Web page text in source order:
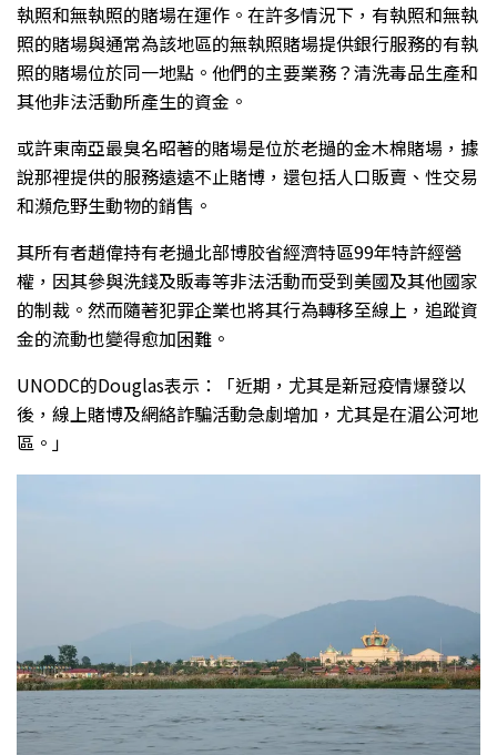
執照和無執照的賭場在運作。在許多情況下，有執照和無執
照的賭場與通常為該地區的無執照賭場提供銀行服務的有執
照的賭場位於同一地點。他們的主要業務？清洗毒品生產和
其他非法活動所產生的資金。
或許東南亞最臭名昭著的賭場是位於老撾的金木棉賭場，據
說那裡提供的服務遠遠不止賭博，還包括人口販賣、性交易
和瀕危野生動物的銷售。
其所有者趙偉持有老撾北部博胶省經濟特區99年特許經營
權，因其參與洗錢及販毒等非法活動而受到美國及其他國家
的制裁。然而隨著犯罪企業也將其行為轉移至線上，追蹤資
金的流動也變得愈加困難。
UNODC的Douglas表示：「近期，尤其是新冠疫情爆發以
後，線上賭博及網絡詐騙活動急劇增加，尤其是在湄公河地
區。」